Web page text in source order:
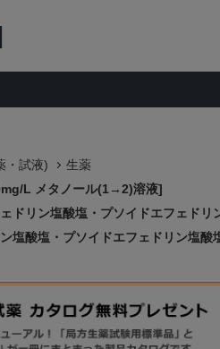
・試液)
生薬
L メタノール(1→2)溶液]
ドリン塩酸塩・プソイドエフェド
塩酸塩・プソイドエフェドリン塩